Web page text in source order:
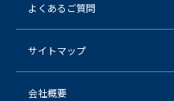
よくあるご質問
サイトマップ
会社概要